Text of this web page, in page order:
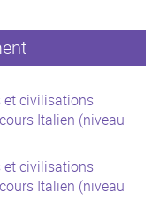
et civilisations
Italien (niveau
et civilisations
Italien (niveau